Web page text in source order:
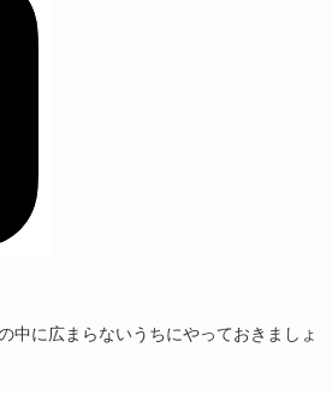
中に広まらないうちにやっておきましょ